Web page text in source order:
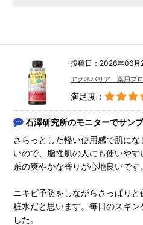
投稿日：2026年06月
アクネバリア 薬用プ
満足度：
石澤研究所のモニターでサン
さらっとした軽い使用感で肌に
いので、脂性肌の人にも使いや
系の爽やかな香りが心地良いです。
ニキビ予防をしながらさっぱり
粧水だと思います。毎日のスキ
した。